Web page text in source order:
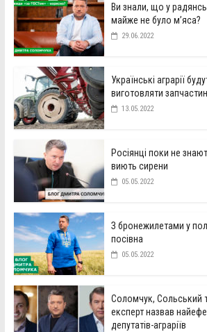
Ви знали, що у
майже не було м’яса?
29.06.2022
Українські аграрії
виготовляти
13.05.2022
Росіянці поки не
виють сирени
05.05.2022
З бронежилетами у
посівна
05.05.2022
Соломчук, Сольський
експерт назвав
депутатів-аграріїв